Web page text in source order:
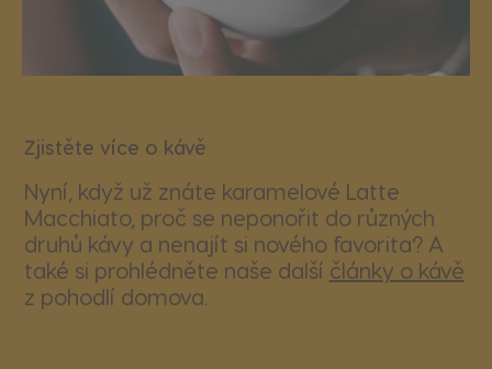
Zjistěte více o kávě
Nyní, když už znáte karamelové Latte
Macchiato, proč se neponořit do různých
druhů kávy a nenajít si nového favorita? A
také si prohlédněte naše další články o kávě
z pohodlí domova.